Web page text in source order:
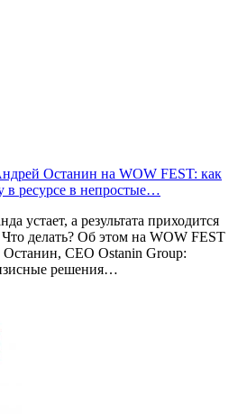
Останин на WOW FEST: как
в ресурсе в непростые…
устает, а результата приходится
делать? Об этом на WOW FEST
CEO Ostanin Group:
решения…